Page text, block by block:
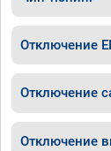
Отключение
Отключение
Отключение